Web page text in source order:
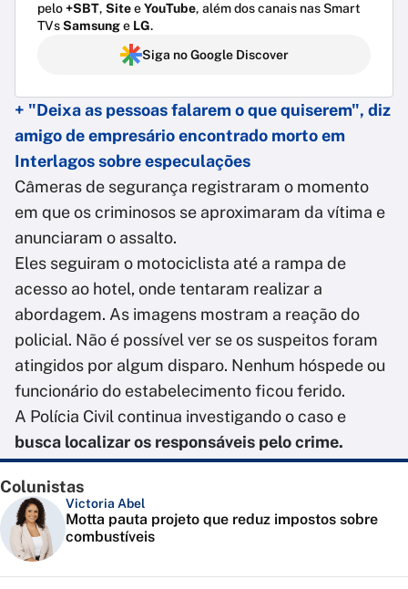
pelo+SBT, SiteeYouTube, além dos canais nas Smart
TVsSamsunge LG.
Siga no Google Discover
+ "Deixa as pessoas falarem o que quiserem", diz
amigo de empresário encontrado morto em
Interlagos sobre especulações
Câmeras de segurança registraram o momento
em que os criminosos se aproximaram da vítima e
anunciaram o assalto.
Eles seguiram o motociclista até a rampa de
acesso ao hotel, onde tentaram realizar a
abordagem. As imagens mostram a reação do
policial. Não é possível ver se os suspeitos foram
atingidos por algum disparo. Nenhum hóspede ou
funcionário do estabelecimento ficou ferido.
A Polícia Civil continua investigando o caso e
busca localizar os responsáveis pelo crime.
Colunistas
Victoria Abel
Motta pauta projeto que reduz impostos sobre
combustíveis